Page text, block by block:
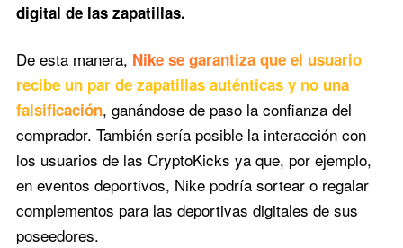
digital de las zapatillas.
De esta manera, Nike se garantiza que el usuario
recibe un par de zapatillas auténticas y no una
falsificación, ganándose de paso la confianza del
comprador. También sería posible la interacción con
los usuarios de las CryptoKicks ya que, por ejemplo,
en eventos deportivos, Nike podría sortear o regalar
complementos para las deportivas digitales de sus
poseedores.